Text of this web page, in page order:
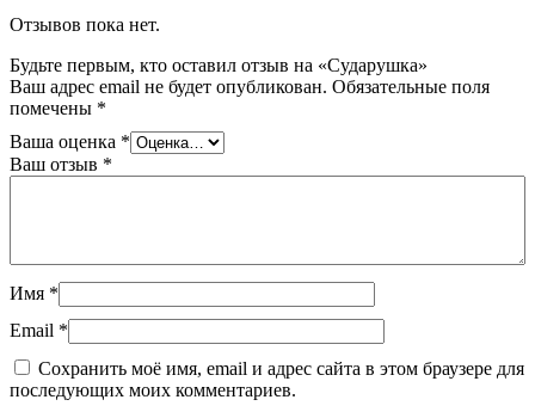
Отзывов пока нет.
Будьте первым, кто оставил отзыв на «Сударушка»
Ваш адрес email не будет опубликован. Обязательные поля
помечены *
Ваша оценка *
Ваш отзыв *
Имя *
Email *
Сохранить моё имя, email и адрес сайта в этом браузере для
последующих моих комментариев.